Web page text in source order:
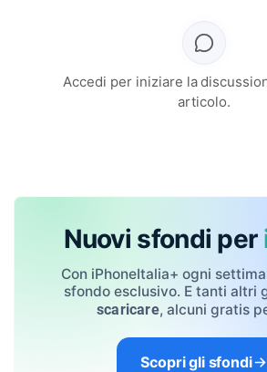
Accedi per iniziare la
articolo.
Nuovi sfondi per
Con iPhoneItalia+ ogni
sfondo esclusivo. E tanti altri
scaricare, alcuni gratis
Scopri gli sfondi